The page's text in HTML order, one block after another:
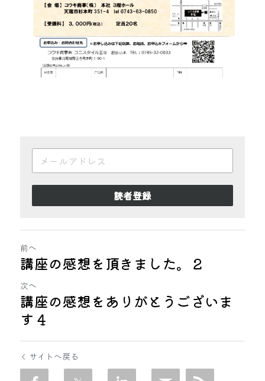
読者登録
前へ
講座の感想を頂きました。２
次へ
講座の感想をありがとうございま
す４
サイトへ戻る